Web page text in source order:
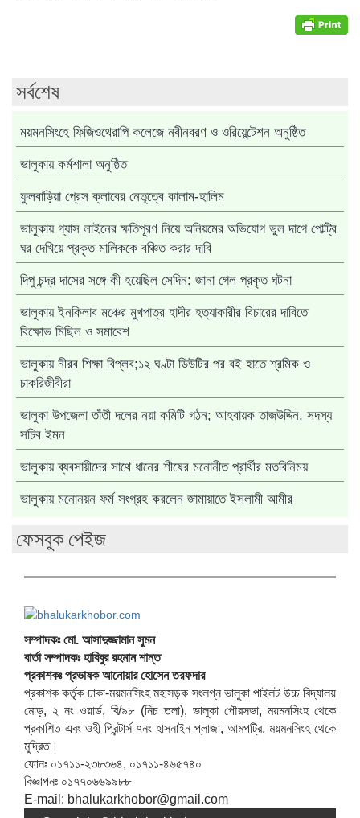
সর্বশেষ
ময়মনসিংহে ফিজিওথেরাপি কলেজে নবীনবরণ ও ওরিয়েন্টেশন অনুষ্ঠিত
ভালুকায় কর্মশালা অনুষ্ঠিত
ফুলবাড়িয়া প্রেস ক্লাবের নেতৃত্বে কালাম-হালিম
ভালুকায় গ্যাস লাইনের ক্ষতিপূরণ নিয়ে অনিয়মের অভিযোগ ভুল দাগে পোল্ট্রি
ঘর দেখিয়ে প্রকৃত মালিককে বঞ্চিত করার দাবি
দিপু চন্দ্র দাসের সঙ্গে কী হয়েছিল সেদিন: জানা গেল প্রকৃত ঘটনা
ভালুকায় ইনকিলাব মঞ্চের মুখপাত্র হাদীর হত্যাকারীর বিচারের দাবিতে
বিক্ষোভ মিছিল ও সমাবেশ
ভালুকায় নীরব শিক্ষা বিপ্লব;১২ ঘণ্টা ডিউটির পর বই হাতে শ্রমিক ও
চাকরিজীবীরা
ভালুকা উপজেলা তাঁতী দলের নয়া কমিটি গঠন; আহবায়ক তাজউদ্দিন, সদস্য
সচিব ইমন
ভালুকায় ব্যবসায়ীদের সাথে ধানের শীষের মনোনীত প্রার্থীর মতবিনিময়
ভালুকায় মনোনয়ন ফর্ম সংগ্রহ করলেন জামায়াতে ইসলামী আমীর
ফেসবুক পেইজ
সম্পাদকঃ মো. আসাদুজ্জামান সুমন
বার্তা সম্পাদকঃ হাবিবুর রহমান শান্ত
প্রকাশকঃ প্রভাষক আনোয়ার হোসেন তরফদার
প্রকাশক কর্তৃক ঢাকা-ময়মনসিংহ মহাসড়ক সংলগ্ন ভালুকা পাইলট উচ্চ বিদ্যালয়
মোড়, ২ নং ওয়ার্ড, বি/৯৮ (নিচ তলা), ভালুকা পৌরসভা, ময়মনসিংহ থেকে
প্রকাশিত এবং ওহী প্রিন্টার্স ৭নং হাসনাইন প্লাজা, আমপট্রি, ময়মনসিংহ থেকে
মুদ্রিত।
ফোনঃ ০১৭১১-২৩৮৩৬৪, ০১৭১১-৪৬৫৭৪০
বিজ্ঞাপনঃ ০১৭৭০৬৬৯৯৮৮
E-mail: bhalukarkhobor@gmail.com